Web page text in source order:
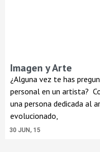
Imagen y Arte
30 JUN, 15
¿Alguna vez te has
personal en un artista?
una persona dedicada al
evolucionado,